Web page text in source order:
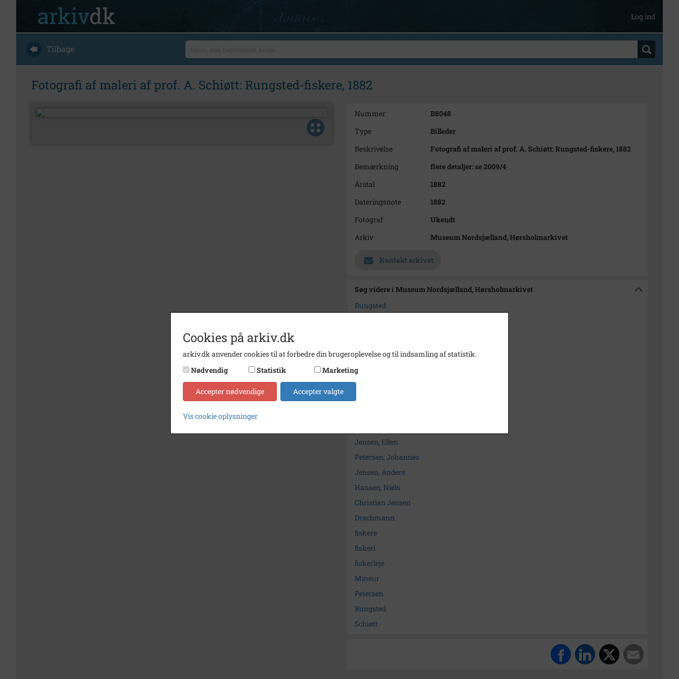
Log ind
Tilbage
Fotografi af maleri af prof. A. Schiøtt: Rungsted-fiskere, 1882
Nummer
B8048
Type
Billeder
Beskrivelse
Fotografi af maleri af prof. A. Schiøtt: Rungsted-fiskere, 1882
Bemærkning
flere detaljer: se 2009/4
Årstal
1882
Dateringsnote
1882
Fotograf
Ukendt
Arkiv
Museum Nordsjælland, Hørsholmarkivet
Kontakt arkivet
Søg videre i Museum Nordsjælland, Hørsholmarkivet
Rungsted
Drachmann, Holger
Petersen, Johan
Jensen, Ellen
Petersen, Johannes
Jensen, Anders
Hansen, Niels
Christian Jensen
Drachmann
fiskere
fiskeri
fiskerleje
Mineur
Petersen
Rungsted
Schiøtt
Cookies på arkiv.dk
arkiv.dk anvender cookies til at forbedre din brugeroplevelse og til indsamling af statistik.
Nødvendig
Statistik Marketing
Accepter nødvendige Accepter valgte
Vis cookie oplysninger